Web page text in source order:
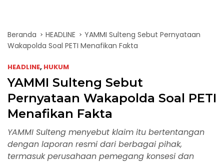
Beranda HEADLINE
YAMMI Sulteng Sebut Pernyataan
Wakapolda Soal PETI Menafikan Fakta
HEADLINE, HUKUM
YAMMI Sulteng Sebut
Pernyataan Wakapolda Soal PETI
Menafikan Fakta
YAMMI Sulteng menyebut klaim itu bertentangan
dengan laporan resmi dari berbagai pihak,
termasuk perusahaan pemegang konsesi dan